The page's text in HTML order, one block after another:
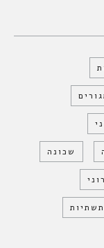
שכונה
תשתיות